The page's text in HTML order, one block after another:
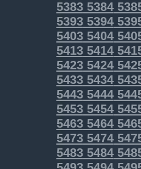
53835384
53935394
54035404
54135414
54235424
54335434
54435444
54535454
54635464
54735474
54835484